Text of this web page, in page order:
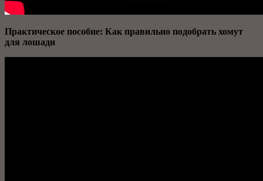
Практическое пособие: Как правильно подобрать хомут
для лошади